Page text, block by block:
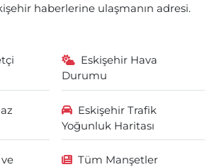
haberlerine ulaşmanın adresi.
Eskişehir Hava
Durumu
Eskişehir Trafik
Yoğunluk Haritası
Tüm Manşetler